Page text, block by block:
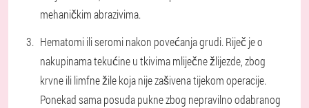
mehaničkim abrazivima.
Hematomi ili seromi nakon povećanja grudi. Riječ je o
nakupinama tekućine u tkivima mliječne žlijezde, zbog
krvne ili limfne žile koja nije zašivena tijekom operacije.
Ponekad sama posuda pukne zbog nepravilno odabranog